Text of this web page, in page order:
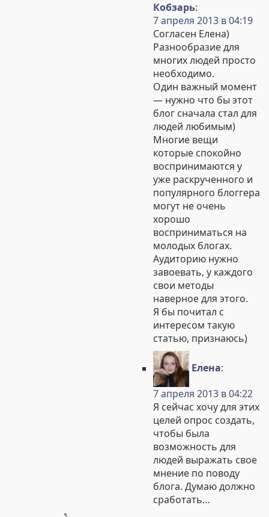
Кобзарь:
7 апреля 2013 в 04:19
Согласен Елена)
Разнообразие для
многих людей просто
необходимо.
Один важный момент
— нужно что бы этот
блог сначала стал для
людей любимым)
Многие вещи
которые спокойно
воспринимаются у
уже раскрученного и
популярного блоггера
могут не очень
хорошо
восприниматься на
молодых блогах.
Аудиторию нужно
завоевать, у каждого
свои методы
наверное для этого.
Я бы почитал с
интересом такую
статью, признаюсь)
Елена:
7 апреля 2013 в 04:22
Я сейчас хочу для этих
целей опрос создать,
чтобы была
возможность для
людей выражать свое
мнение по поводу
блога. Думаю должно
сработать…